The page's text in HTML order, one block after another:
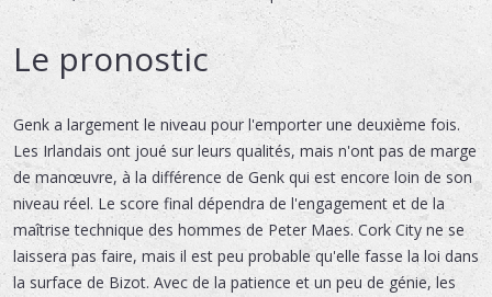
Le pronostic
Genk a largement le niveau pour l'emporter une deuxième fois.
Les Irlandais ont joué sur leurs qualités, mais n'ont pas de marge
de manœuvre, à la différence de Genk qui est encore loin de son
niveau réel. Le score final dépendra de l'engagement et de la
maîtrise technique des hommes de Peter Maes. Cork City ne se
laissera pas faire, mais il est peu probable qu'elle fasse la loi dans
la surface de Bizot. Avec de la patience et un peu de génie, les